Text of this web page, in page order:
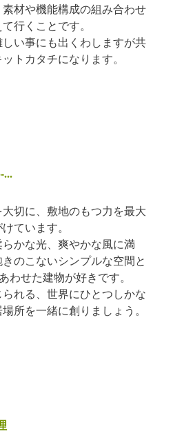
材や機能構成の組み合わせ
行くことです。
い事にも出くわしますが共
トカタチになります。
...
切に、敷地のもつ力を最大
ています。
かな光、爽やかな風に満
のこないシンプルな空間と
わせた建物が好きです。
れる、世界にひとつしかな
所を一緒に創りましょう。